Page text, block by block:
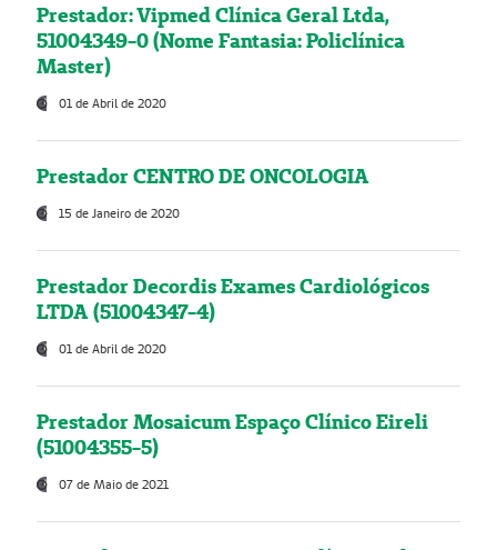
Prestador: Vipmed Clínica Geral Ltda,
51004349-0 (Nome Fantasia: Policlínica
Master)
01 de Abril de 2020
Prestador CENTRO DE ONCOLOGIA
15 de Janeiro de 2020
Prestador Decordis Exames Cardiológicos
LTDA (51004347-4)
01 de Abril de 2020
Prestador Mosaicum Espaço Clínico Eireli
(51004355-5)
07 de Maio de 2021